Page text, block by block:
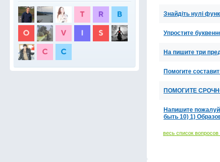
Знайдіть нулі
Упростите
На пишите три
Помогите
ПОМОГИТЕ
Напишите
быть 10) 1)
весь список вопросов